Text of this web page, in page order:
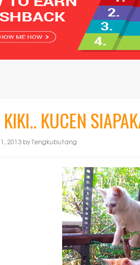
KUCEN
2013 by Tengkubutang